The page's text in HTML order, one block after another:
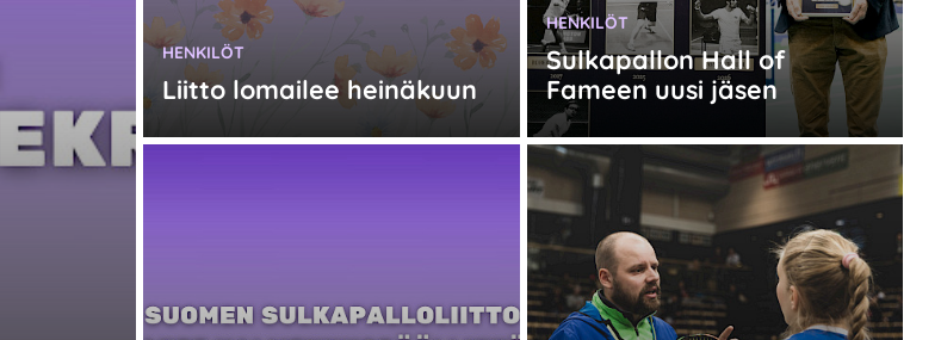
Liitto lomailee heinäkuun
KATEGORIA:
HENKILÖT
Sulkapallon Hall of
Fameen uusi jäsen
KATEGORIA:
HENKILÖT